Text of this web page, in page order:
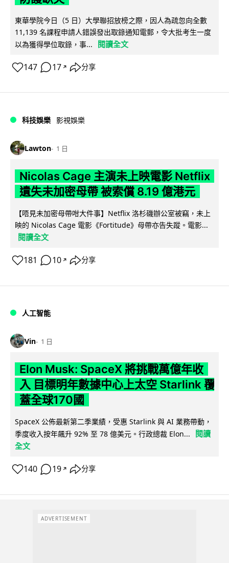
東華學院今日（5 日）大學聯招放榜之際，因人為疏忽向全數
11,139 名課程申請人錯誤發出取錄通知電郵，令大批考生一度
以為獲得學位取錄，事...
閱讀全文
147 17 ↗ 分享
科技娛樂 影視娛樂
Lawton 1 日
Nicolas Cage 主演未上映電影 Netflix
遺失未加密母帶 被索償 8.19 億港元
【唔見未加密母帶咁大件事】Netflix 洛杉磯辦公室被竊，未上
映的 Nicolas Cage 電影《Fortitude》母帶亦告失蹤。電影...
閱讀全文
181 10 ↗ 分享
人工智能
Vin 1 日
Elon Musk: SpaceX 將挑戰萬億年收
入 目標明年數據中心上太空 Starlink 覆
蓋全球170國
SpaceX 公佈最新第二季業績，受惠 Starlink 與 AI 業務帶動，
季度收入按年飆升 92% 至 78 億美元。行政總裁 Elon...
閱讀
全文
140 19 ↗ 分享
ADVERTISEMENT